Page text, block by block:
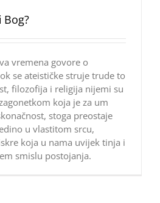
Bog?
vremena govore o
se ateističke struje trude to
filozofija i religija nijemi su
koja je za um
stoga preostaje
u vlastitom srcu,
koja u nama uvijek tinja i
smislu postojanja.